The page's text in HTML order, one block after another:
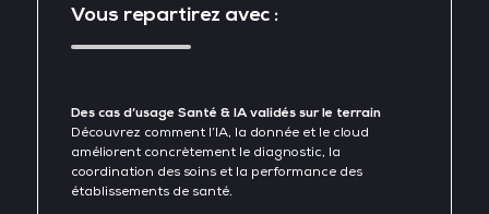
Vous repartirez avec :
Des cas d’usage Santé & IA validés sur le terrain
Découvrez comment l’IA, la donnée et le cloud
améliorent concrètement le diagnostic, la
coordination des soins et la performance des
établissements de santé.